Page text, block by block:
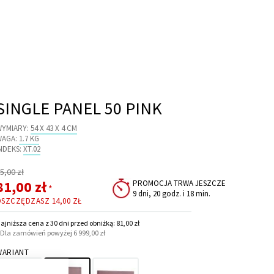
PANEL 50 PINK
54 X 43 X 4 CM
1.7 KG
XT.02
zł
zł *
14,00 ZŁ
PROMOCJA TRWA JESZCZE
9 dni, 20 godz. i 18 min.
cena z 30 dni przed obniżką: 81,00 zł
zamówień powyżej 6 999,00 zł